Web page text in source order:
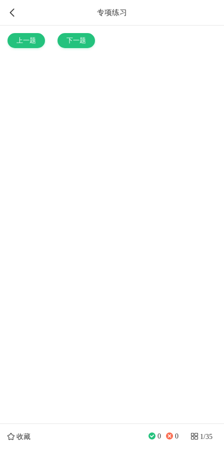
专项练习
上一题 下一题
收藏 1/35
0
0